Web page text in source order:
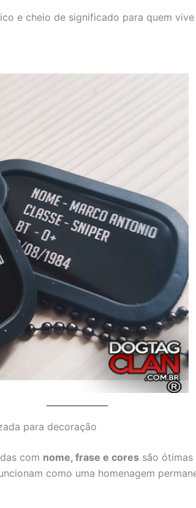
e cheio de significado para quem
para decoração
com nome, frase e cores são
como uma homenagem